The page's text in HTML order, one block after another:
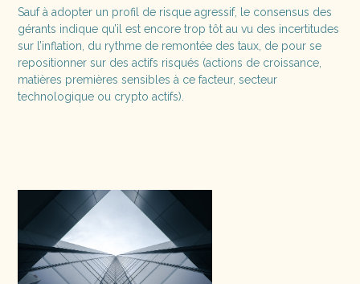
Sauf à adopter un profil de risque agressif, le consensus des
gérants indique qu’il est encore trop tôt au vu des incertitudes
sur l’inflation, du rythme de remontée des taux, de pour se
repositionner sur des actifs risqués (actions de croissance,
matières premières sensibles à ce facteur, secteur
technologique ou crypto actifs).